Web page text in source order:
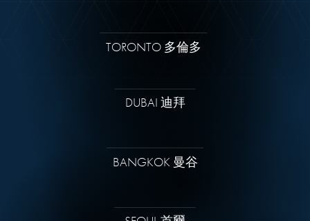
TORONTO 多倫多
DUBAI 迪拜
BANGKOK 曼谷